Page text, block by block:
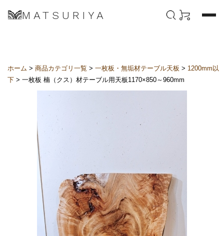
MATSURIYA
ホーム > 商品カテゴリ一覧 > 一枚板・無垢材テーブル天板 > 1200mm以
下 > 一枚板 楠（クス）材テーブル用天板1170×850～960mm